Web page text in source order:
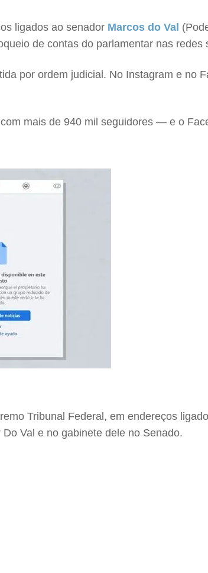
ligados ao senador Marcos do Val
de contas do parlamentar nas redes
por ordem judicial. No Instagram e no
mais de 940 mil seguidores — e o
Tribunal Federal, em endereços
Val e no gabinete dele no Senado.